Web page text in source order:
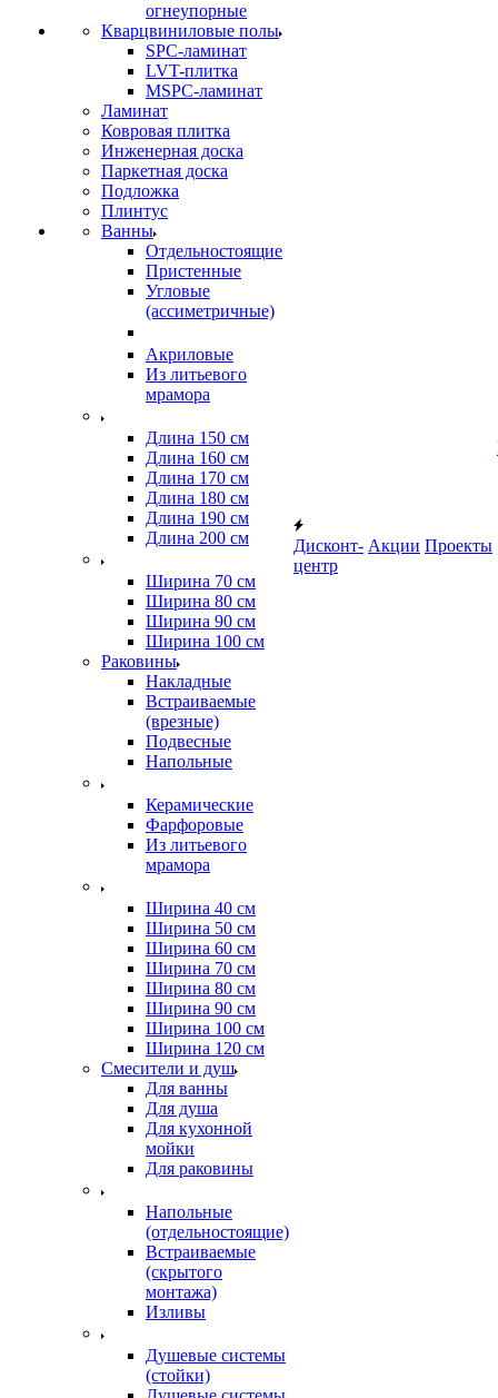
огнеупорные
Кварцвиниловые полы
SPC-ламинат
LVT-плитка
MSPC-ламинат
Ламинат
Ковровая плитка
Инженерная доска
Паркетная доска
Подложка
Плинтус
Ванны
Отдельностоящие
Пристенные
Угловые
(ассиметричные)
Акриловые
Из литьевого
мрамора
Длина 150 см
Длина 160 см
Длина 170 см
Длина 180 см
Длина 190 см
Длина 200 см
Ширина 70 см
Ширина 80 см
Ширина 90 см
Ширина 100 см
Раковины
Накладные
Встраиваемые
(врезные)
Подвесные
Напольные
Керамические
Фарфоровые
Из литьевого
мрамора
Ширина 40 см
Ширина 50 см
Ширина 60 см
Ширина 70 см
Ширина 80 см
Ширина 90 см
Ширина 100 см
Ширина 120 см
Смесители и душ
Для ванны
Для душа
Для кухонной
мойки
Для раковины
Напольные
(отдельностоящие)
Встраиваемые
(скрытого
монтажа)
Изливы
Душевые системы
(стойки)
Дисконт-
центр
Акции Проекты